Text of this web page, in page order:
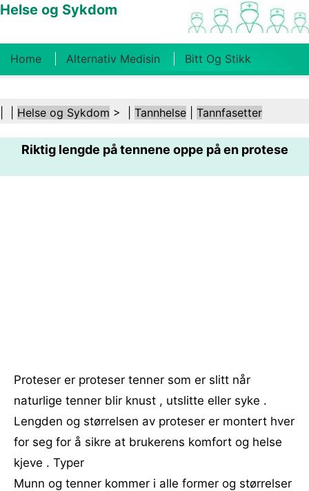
Helse og Sykdom
Home Alternativ Medisin Bitt Og Stikk
Kosthold Og Ernæring Familiehelse
Helsebransjen Psykisk Helse Folkehelse Og
Sikkerhet Kirurgi Og Prosedyrer Helse
Helse og Sykdom > | Tannhelse Tannfasetter
Riktig lengde på tennene oppe på en protese
Proteser er proteser tenner som er slitt når
naturlige tenner blir knust , utslitte eller syke .
Lengden og størrelsen av proteser er montert hver
for seg for å sikre at brukerens komfort og helse
kjeve . Typer
Munn og tenner kommer i alle former og størrelser